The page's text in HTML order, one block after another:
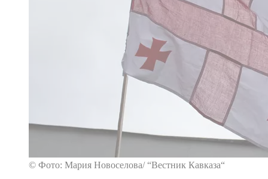
© Фото: Мария Новоселова/ “Вестник Кавказа“